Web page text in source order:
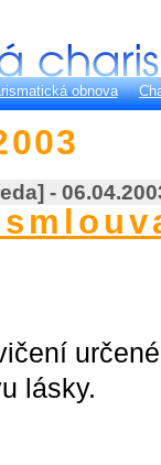
obnova
-
lásky.